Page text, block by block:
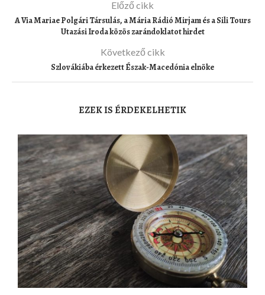
Előző cikk
A Via Mariae Polgári Társulás, a Mária Rádió Mirjam és a Sili Tours
Utazási Iroda közös zarándoklatot hirdet
Következő cikk
Szlovákiába érkezett Észak-Macedónia elnöke
EZEK IS ÉRDEKELHETIK